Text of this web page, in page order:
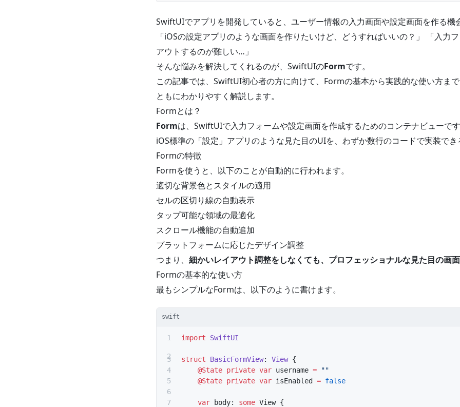
SwiftUIでアプリを開発していると、ユーザー情報の入力画面や設定画面を作る機
「iOSの設定アプリのような画面を作りたいけど、どうすればいいの？」 「入力
アウトするのが難しい…」
そんな悩みを解決してくれるのが、SwiftUIのFormです。
この記事では、SwiftUI初心者の方に向けて、Formの基本から実践的な使い方ま
ともにわかりやすく解説します。
Formとは？
Formは、SwiftUIで入力フォームや設定画面を作成するためのコンテナビューで
iOS標準の「設定」アプリのような見た目のUIを、わずか数行のコードで実装で
Formの特徴
Formを使うと、以下のことが自動的に行われます。
適切な背景色とスタイルの適用
セルの区切り線の自動表示
タップ可能な領域の最適化
スクロール機能の自動追加
プラットフォームに応じたデザイン調整
つまり、 細かいレイアウト調整をしなくても、プロフェッショナルな見た目の画
Formの基本的な使い方
最もシンプルなFormは、以下のように書けます。
swift
import SwiftUI
struct BasicFormView: View {
    @State
private var username = ""
    @State
private var isEnabled = false
    var
body: some View {